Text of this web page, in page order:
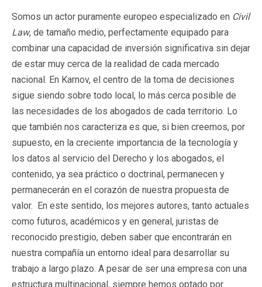
Somos un actor puramente europeo especializado en Civil
Law, de tamaño medio, perfectamente equipado para
combinar una capacidad de inversión significativa sin dejar
de estar muy cerca de la realidad de cada mercado
nacional. En Karnov, el centro de la toma de decisiones
sigue siendo sobre todo local, lo más cerca posible de
las necesidades de los abogados de cada territorio. Lo
que también nos caracteriza es que, si bien creemos, por
supuesto, en la creciente importancia de la tecnología y
los datos al servicio del Derecho y los abogados, el
contenido, ya sea práctico o doctrinal, permanecen y
permanecerán en el corazón de nuestra propuesta de
valor. En este sentido, los mejores autores, tanto actuales
como futuros, académicos y en general, juristas de
reconocido prestigio, deben saber que encontrarán en
nuestra compañía un entorno ideal para desarrollar su
trabajo a largo plazo. A pesar de ser una empresa con una
estructura multinacional, siempre hemos optado por